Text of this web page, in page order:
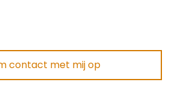
contact met mij op